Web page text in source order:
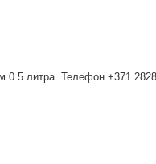
литра. Телефон +371